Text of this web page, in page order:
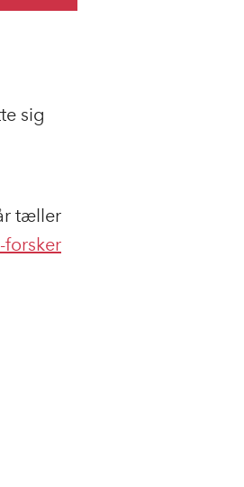
sig
tæller
forsker